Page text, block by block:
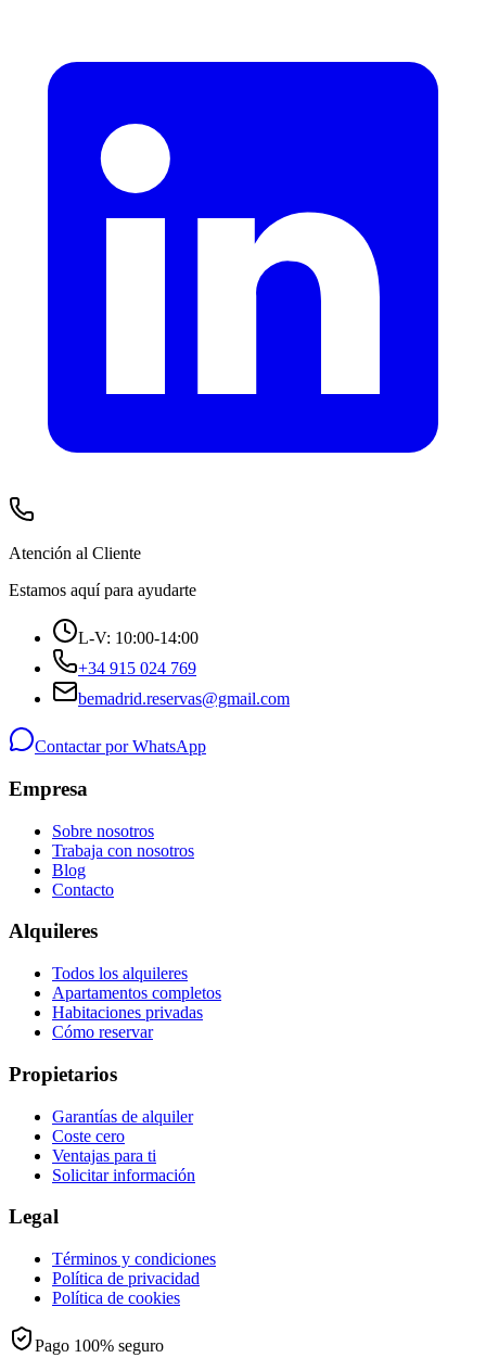
Atención al Cliente
Estamos aquí para ayudarte
L-V: 10:00-14:00
+34 915 024 769
bemadrid.reservas@gmail.com
Contactar por WhatsApp
Empresa
Sobre nosotros
Trabaja con nosotros
Blog
Contacto
Alquileres
Todos los alquileres
Apartamentos completos
Habitaciones privadas
Cómo reservar
Propietarios
Garantías de alquiler
Coste cero
Ventajas para ti
Solicitar información
Legal
Términos y condiciones
Política de privacidad
Política de cookies
Pago 100% seguro